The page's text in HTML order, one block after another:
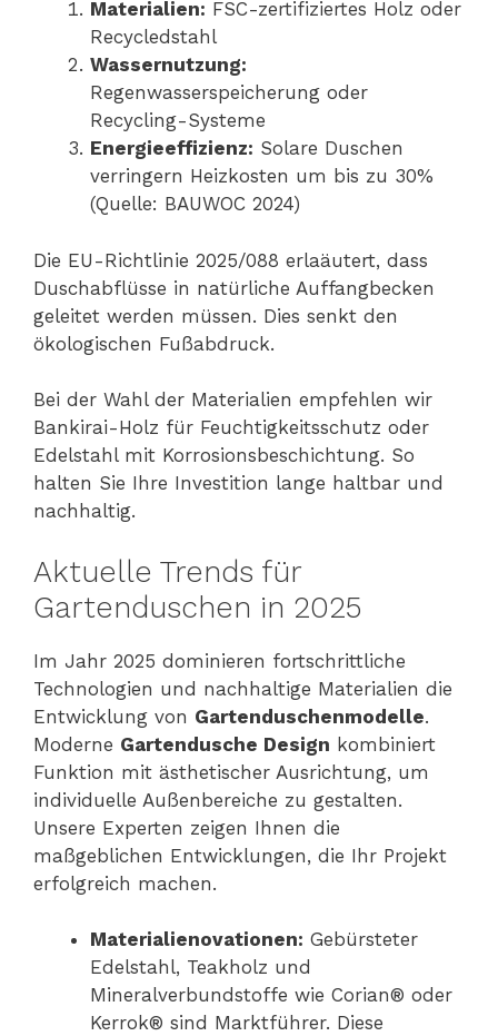
Materialien: FSC-zertifiziertes Holz oder
Recycledstahl
Wassernutzung:
Regenwasserspeicherung oder
Recycling-Systeme
Energieeffizienz: Solare Duschen
verringern Heizkosten um bis zu 30%
(Quelle: BAUWOC 2024)
Die EU-Richtlinie 2025/088 erlaäutert, dass
Duschabflüsse in natürliche Auffangbecken
geleitet werden müssen. Dies senkt den
ökologischen Fußabdruck.
Bei der Wahl der Materialien empfehlen wir
Bankirai-Holz für Feuchtigkeitsschutz oder
Edelstahl mit Korrosionsbeschichtung. So
halten Sie Ihre Investition lange haltbar und
nachhaltig.
Aktuelle Trends für
Gartenduschen in 2025
Im Jahr 2025 dominieren fortschrittliche
Technologien und nachhaltige Materialien die
Entwicklung von Gartenduschenmodelle.
Moderne Gartendusche Design kombiniert
Funktion mit ästhetischer Ausrichtung, um
individuelle Außenbereiche zu gestalten.
Unsere Experten zeigen Ihnen die
maßgeblichen Entwicklungen, die Ihr Projekt
erfolgreich machen.
Materialienovationen: Gebürsteter
Edelstahl, Teakholz und
Mineralverbundstoffe wie Corian® oder
Kerrok® sind Marktführer. Diese